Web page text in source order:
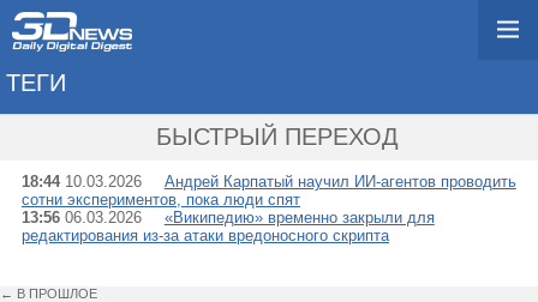
ТЕГИ
БЫСТРЫЙ ПЕРЕХОД
18:4410.03.2026
Андрей Карпатый научил ИИ-агентов проводить
сотни экспериментов, пока люди спят
13:56 06.03.2026
«Википедию» временно закрыли для
редактирования из-за атаки вредоносного скрипта
← В ПРОШЛОЕ